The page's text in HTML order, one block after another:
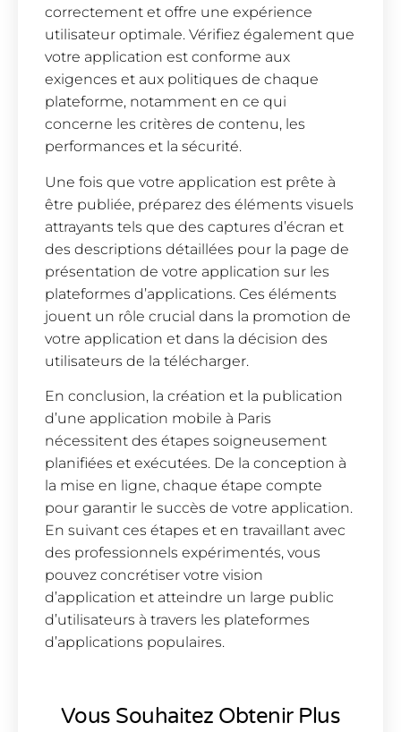
correctement et offre une expérience
utilisateur optimale. Vérifiez également que
votre application est conforme aux
exigences et aux politiques de chaque
plateforme, notamment en ce qui
concerne les critères de contenu, les
performances et la sécurité.
Une fois que votre application est prête à
être publiée, préparez des éléments visuels
attrayants tels que des captures d’écran et
des descriptions détaillées pour la page de
présentation de votre application sur les
plateformes d’applications. Ces éléments
jouent un rôle crucial dans la promotion de
votre application et dans la décision des
utilisateurs de la télécharger.
En conclusion, la création et la publication
d’une application mobile à Paris
nécessitent des étapes soigneusement
planifiées et exécutées. De la conception à
la mise en ligne, chaque étape compte
pour garantir le succès de votre application.
En suivant ces étapes et en travaillant avec
des professionnels expérimentés, vous
pouvez concrétiser votre vision
d’application et atteindre un large public
d’utilisateurs à travers les plateformes
d’applications populaires.
Vous Souhaitez Obtenir Plus